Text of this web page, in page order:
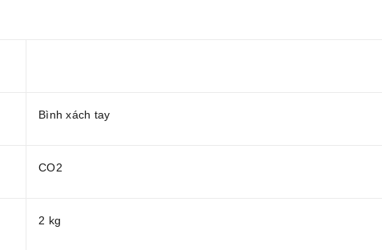
Bình xách tay
CO2
2 kg